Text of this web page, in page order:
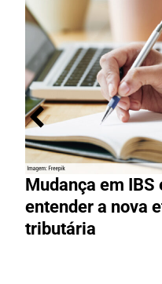
Mudança em IBS
entender a nova
tributária